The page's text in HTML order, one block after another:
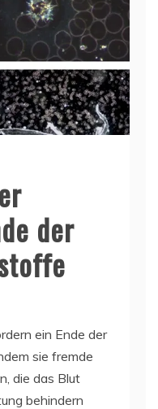
der
ein Ende der
sie fremde
die das Blut
behindern